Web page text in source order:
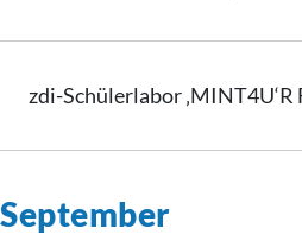
zdi-Schülerlabor
September